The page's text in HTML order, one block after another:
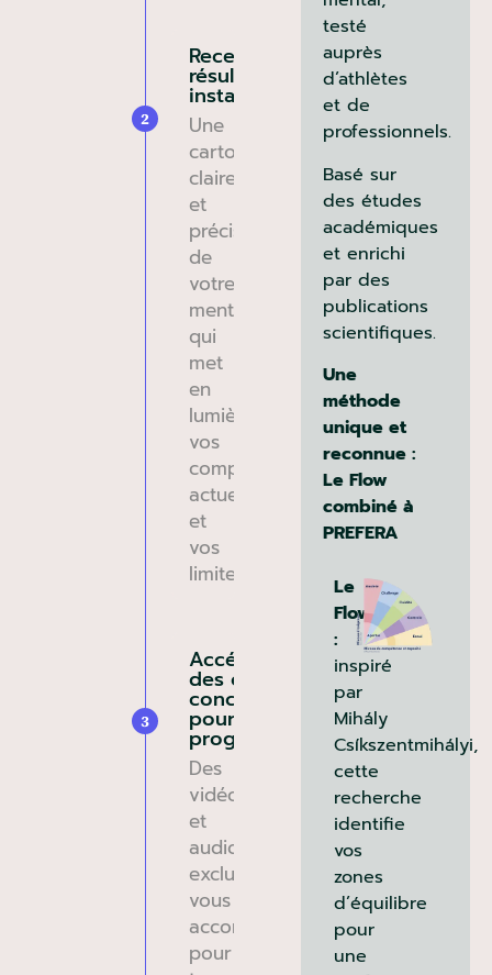
2
Recevez vos
résultats
instantanément
Une
cartographie
claire
et
précise
de
votre
mental,
qui
met
en
lumière
vos
compétences
actuelles
et
vos
limites.
3
Accédez à
des outils
concrets
pour
progresser
Des
vidéos
et
audios
exclusifs
vous
accompagnent
pour
testé
auprès
d’athlètes
et de
professionnels.
Basé sur
des études
académiques
et enrichi
par des
publications
scientifiques.
Une
méthode
unique et
reconnue :
Le Flow
combiné à
PREFERA
Le
Flow
:
inspiré
par
Mihály
Csíkszentmihályi,
cette
recherche
identifie
vos
zones
d’équilibre
pour
une